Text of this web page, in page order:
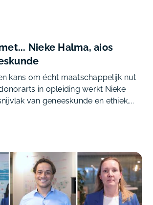
Nieke Halma, aios
kans om écht maatschappelijk nut
in opleiding werkt Nieke
van geneeskunde en ethiek....